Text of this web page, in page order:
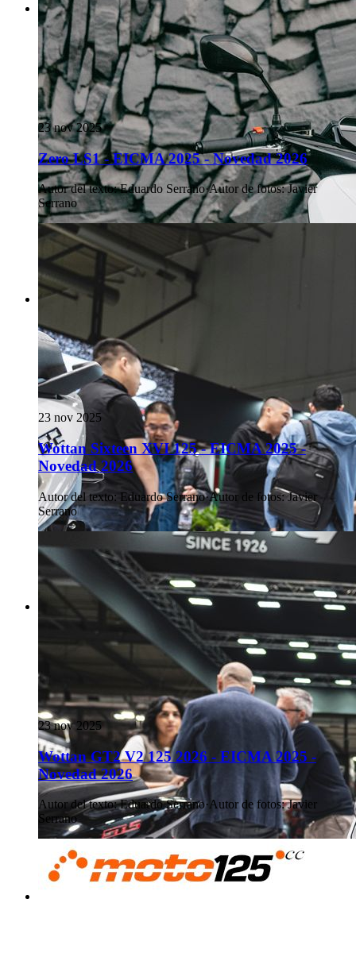
23 nov 2025
Zero LS1 - EICMA 2025 - Novedad 2026
Autor del texto: Eduardo Serrano·Autor de fotos: Javier
Serrano
23 nov 2025
Wottan Sixteen XVI 125 - EICMA 2025 -
Novedad 2026
Autor del texto: Eduardo Serrano·Autor de fotos: Javier
Serrano
23 nov 2025
Wottan GT2 V2 125 2026 - EICMA 2025 -
Novedad 2026
Autor del texto: Eduardo Serrano·Autor de fotos: Javier
Serrano